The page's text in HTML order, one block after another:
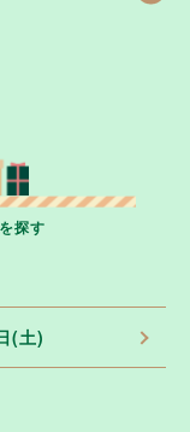
探す
(土)